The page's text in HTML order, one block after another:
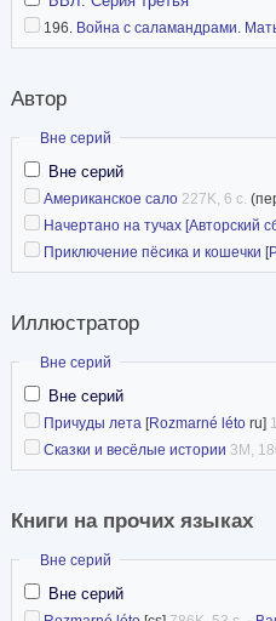
196. Война с саламандрами.
Автор
Скрыть
Вне серий
Вне серий
Американское сало 227K, 6 с.
Начертано на тучах [Авторский
Приключение пёсика и кошечки [
Иллюстратор
Скрыть
Вне серий
Вне серий
Причуды лета [Rozmarné léto ru]
Сказки и весёлые истории 3M,
Книги на прочих языках
Скрыть
Вне серий
Вне серий